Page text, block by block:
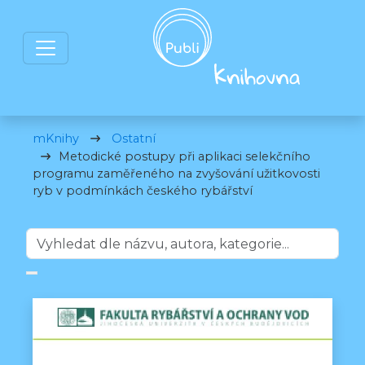
mKnihy
Ostatní
Metodické postupy při aplikaci selekčního
programu zaměřeného na zvyšování užitkovosti
ryb v podmínkách českého rybářství